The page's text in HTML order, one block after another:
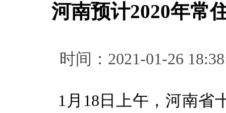
河南预计2020年常
时间：2021-01-26
1月18日上午，河南省